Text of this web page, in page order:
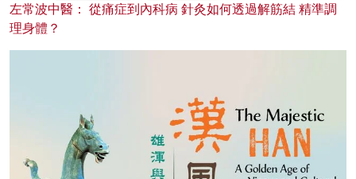
左常波中醫： 從痛症到內科病 針灸如何透過解筋結 精準調
理身體？